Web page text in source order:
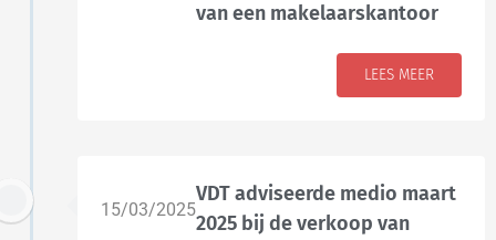
van een makelaarskantoor
LEES MEER
15/03/2025
VDT adviseerde medio maart
2025 bij de verkoop van